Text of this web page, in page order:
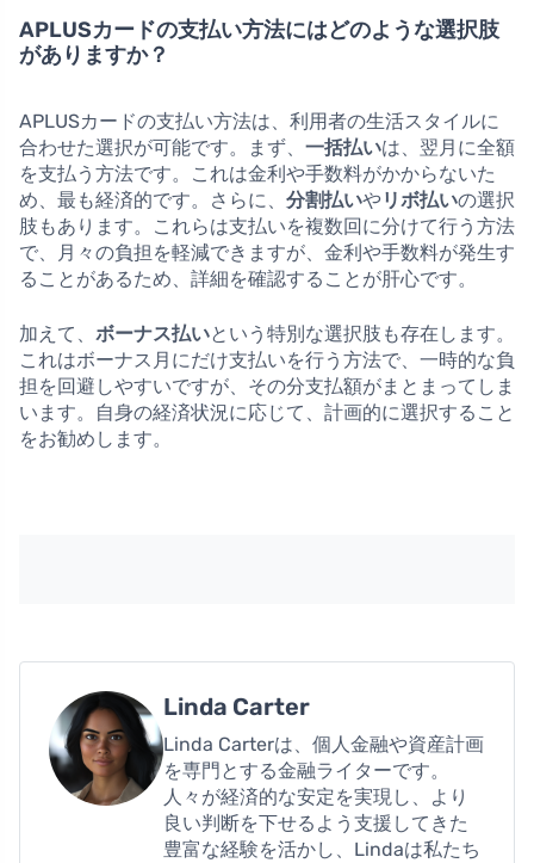
APLUSカードの支払い方法にはどのような選択肢
がありますか？
APLUSカードの支払い方法は、利用者の生活スタイルに
合わせた選択が可能です。まず、 一括払いは、翌月に全額
を支払う方法です。これは金利や手数料がかからないた
め、最も経済的です。さらに、 分割払いやリボ払いの選択
肢もあります。これらは支払いを複数回に分けて行う方法
で、月々の負担を軽減できますが、金利や手数料が発生す
ることがあるため、詳細を確認することが肝心です。
加えて、 ボーナス払いという特別な選択肢も存在します。
これはボーナス月にだけ支払いを行う方法で、一時的な負
担を回避しやすいですが、その分支払額がまとまってしま
います。自身の経済状況に応じて、計画的に選択すること
をお勧めします。
Linda Carter
Linda Carterは、個人金融や資産計画
を専門とする金融ライターです。
人々が経済的な安定を実現し、より
良い判断を下せるよう支援してきた
豊富な経験を活かし、Lindaは私たち